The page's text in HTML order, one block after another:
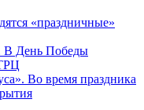
«праздничные»
В День Победы
Во время праздника